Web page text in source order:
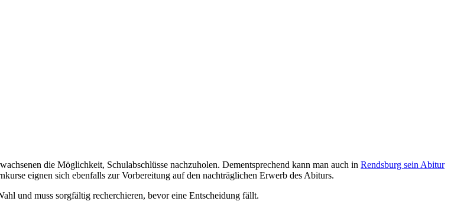
die Möglichkeit, Schulabschlüsse nachzuholen. Dementsprechend kann man auch in Rendsburg sein Abitur
eignen sich ebenfalls zur Vorbereitung auf den nachträglichen Erwerb des Abiturs.
und muss sorgfältig recherchieren, bevor eine Entscheidung fällt.